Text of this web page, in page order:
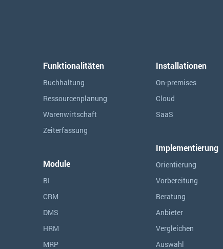
Funktionalitäten
Buchhaltung
Ressourcen­planung
Warenwirtschaft
Zeiterfassung
Module
BI
CRM
DMS
HRM
MRP
Installationen
On-premises
Cloud
SaaS
Implementierung
Orientierung
Vorbereitung
Beratung
Anbieter
Vergleichen
Auswahl